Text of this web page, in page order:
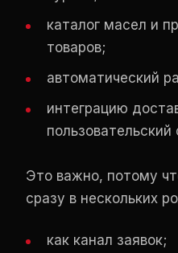
каталог масел и
товаров;
автоматический
интеграцию
пользовательский
Это важно, потому
сразу в нескольких
как канал заявок;